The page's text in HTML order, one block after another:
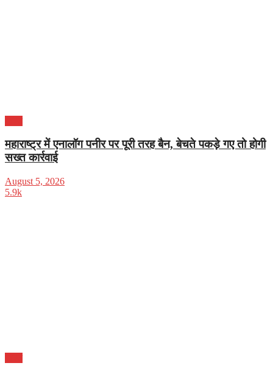
महाराष्ट्र में एनालॉग पनीर पर पूरी तरह बैन, बेचते पकड़े गए तो होगी
सख्त कार्रवाई
August 5, 2026
5.9k